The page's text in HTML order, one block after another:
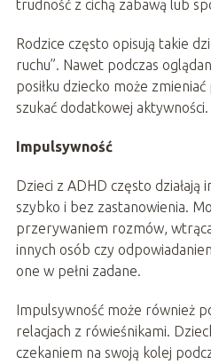
trudność z cichą zabawą lub
Rodzice często opisują takie
ruchu”. Nawet podczas
posiłku dziecko może
szukać dodatkowej aktywności.
Impulsywność
Dzieci z ADHD często działają
szybko i bez zastanowienia.
przerywaniem rozmów,
innych osób czy
one w pełni zadane.
Impulsywność może również
relacjach z rówieśnikami.
czekaniem na swoją kolej